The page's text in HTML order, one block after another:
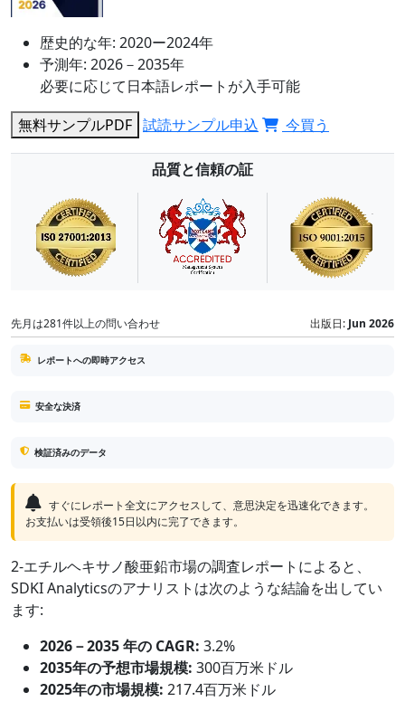
歴史的な年: 2020ー2024年
予測年: 2026－2035年
必要に応じて日本語レポートが入手可能
無料サンプルPDF 試読サンプル申込 今買う
品質と信頼の証
先月は281件以上の問い合わせ 出版日: Jun 2026
レポートへの即時アクセス
安全な決済
検証済みのデータ
すぐにレポート全文にアクセスして、意思決定を迅速化できます。
お支払いは受領後15日以内に完了できます。
2-エチルヘキサノ酸亜鉛市場の調査レポートによると、
SDKI Analyticsのアナリストは次のような結論を出してい
ます:
2026－2035 年の CAGR: 3.2%
2035年の予想市場規模: 300百万米ドル
2025年の市場規模: 217.4百万米ドル